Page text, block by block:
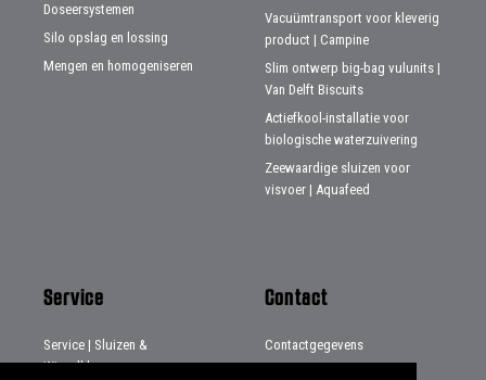
Doseersystemen
Silo opslag en lossing
Mengen en homogeniseren
Vacuümtransport voor kleverig
product | Campine
Slim ontwerp big-bag vulunits |
Van Delft Biscuits
Actiefkool-installatie voor
biologische waterzuivering
Zeewaardige sluizen voor
visvoer | Aquafeed
Service
Service | Sluizen &
Wisselkleppen
Contact
Contactgegevens